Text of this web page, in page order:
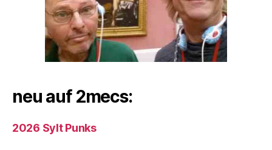
neu auf 2mecs:
2026 Sylt Punks